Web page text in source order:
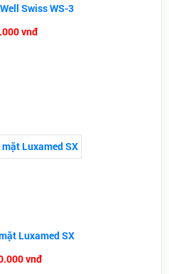
Swiss WS-3
vnđ
Luxamed SX
vnđ